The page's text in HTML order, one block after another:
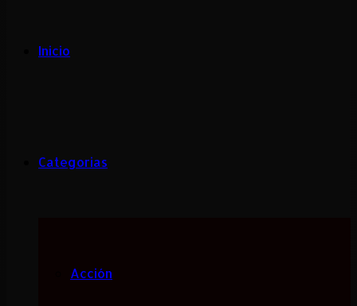
Inicio
Categorias
Acción